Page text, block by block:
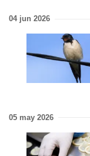
04 jun 2026
05 may 2026